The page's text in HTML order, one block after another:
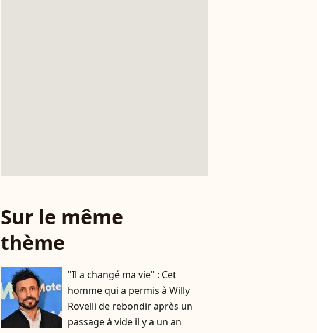
Sur le même
thème
"Il a changé ma vie" : Cet
homme qui a permis à Willy
Rovelli de rebondir après un
passage à vide il y a un an